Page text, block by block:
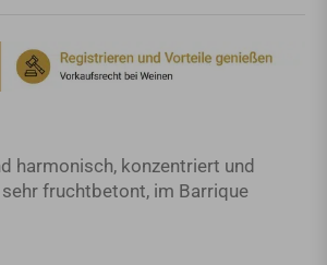
harmonisch, konzentriert und
fruchtbetont, im Barrique